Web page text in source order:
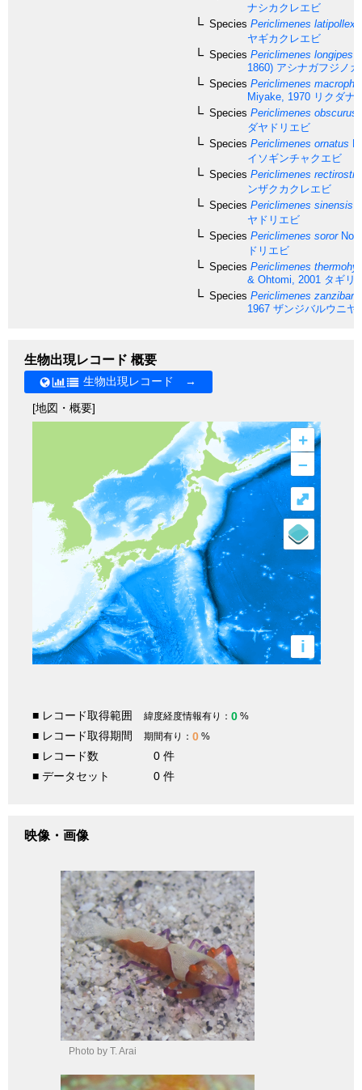
ナシカクレエビ
Species Periclimenes latipollex
ヤギカクレエビ
Species Periclimenes longipes
1860) アシナガフジノ
Species Periclimenes
Miyake, 1970 リクダナ
Species Periclimenes obscurus
ダヤドリエビ
Species Periclimenes ornatus
イソギンチャクエビ
Species Periclimenes
ンザクカクレエビ
Species Periclimenes sinensis
ヤドリエビ
Species Periclimenes soror
ドリエビ
Species Periclimenes
& Ohtomi, 2001 タギリ
Species Periclimenes
1967 ザンジバルウニヤ
生物出現レコード 概要
生物出現レコード →
[地図・概要]
+
–
i
⤢
■ レコード取得範囲 緯度経度情報有り： 0 %
■ レコード取得期間 期間有り： 0 %
■ レコード数
0 件
■ データセット
0 件
映像・画像
Photo by T. Arai